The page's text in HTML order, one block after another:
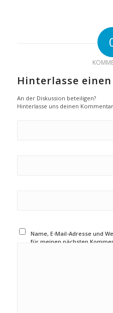
Hinterlasse
An der Diskussion beteiligen?
Hinterlasse uns deinen
Name, E-Mail-Adresse und
für meinen nächsten